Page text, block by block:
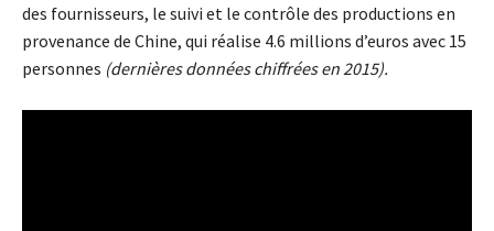
des fournisseurs, le suivi et le contrôle des productions en
provenance de Chine, qui réalise 4.6 millions d’euros avec 15
personnes (dernières données chiffrées en 2015).